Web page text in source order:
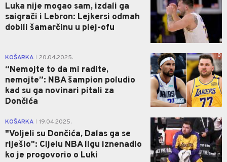
Luka nije mogao sam, izdali ga
saigrači i Lebron: Lejkersi odmah
dobili šamarčinu u plej-ofu
KOŠARKA 20.04.2025.
“Nemojte to da mi radite,
nemojte”: NBA šampion poludio
kad su ga novinari pitali za
Dončića
0
KOŠARKA 19.04.2025.
"Voljeli su Dončića, Dalas ga se
riješio": Cijelu NBA ligu iznenadio
ko je progovorio o Luki
0